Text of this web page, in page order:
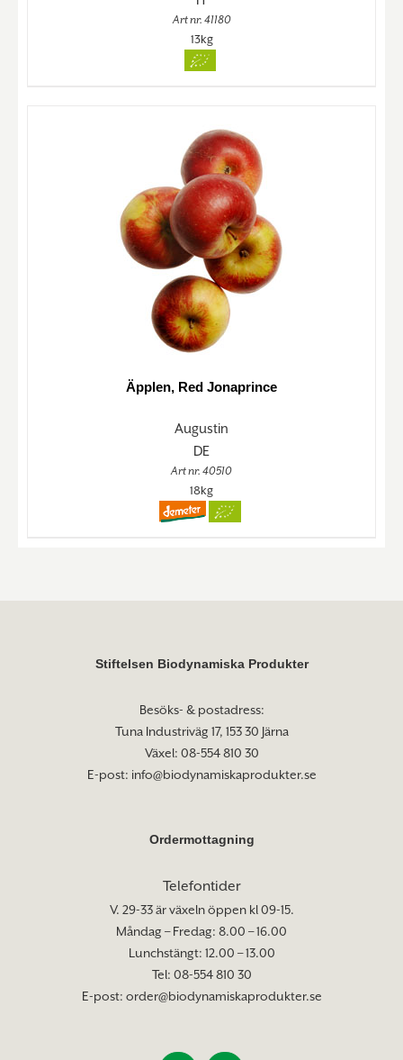
Art nr. 41180
13kg
Äpplen, Red Jonaprince
Augustin
DE
Art nr. 40510
18kg
Stiftelsen Biodynamiska Produkter
Besöks- & postadress:
Tuna Industriväg 17, 153 30 Järna
Växel: 08-554 810 30
E-post: info@biodynamiskaprodukter.se
Ordermottagning
Telefontider
V. 29-33 är växeln öppen kl 09-15.
Måndag – Fredag: 8.00 – 16.00
Lunchstängt: 12.00 – 13.00
Tel: 08-554 810 30
E-post: order@biodynamiskaprodukter.se